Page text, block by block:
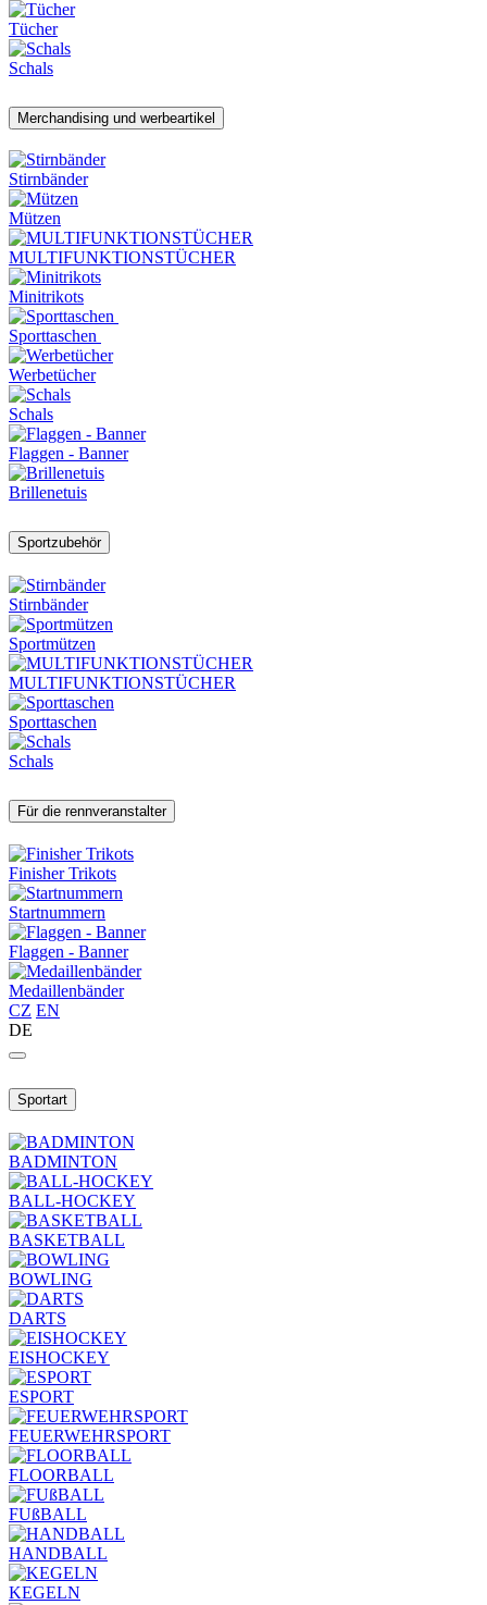
Tücher
Schals
Merchandising und werbeartikel
Stirnbänder
Mützen
MULTIFUNKTIONSTÜCHER
Minitrikots
Sporttaschen
Werbetücher
Schals
Flaggen - Banner
Brillenetuis
Sportzubehör
Stirnbänder
Sportmützen
MULTIFUNKTIONSTÜCHER
Sporttaschen
Schals
Für die rennveranstalter
Finisher Trikots
Startnummern
Flaggen - Banner
Medaillenbänder
CZ EN
DE
Sportart
BADMINTON
BALL-HOCKEY
BASKETBALL
BOWLING
DARTS
EISHOCKEY
ESPORT
FEUERWEHRSPORT
FLOORBALL
FUßBALL
HANDBALL
KEGELN